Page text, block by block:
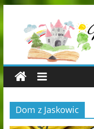
Dom z Jaskowic